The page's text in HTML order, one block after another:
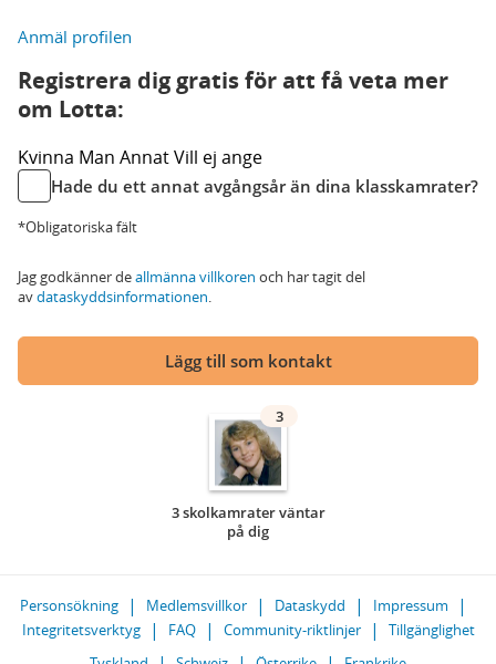
Anmäl profilen
Registrera dig gratis för att få veta mer
om Lotta:
Kvinna Man AnnatVill ej ange
Hade du ett annat avgångsår än dina klasskamrater?
*Obligatoriska fält
Jag godkänner deallmänna villkoren och har tagit del
avdataskyddsinformationen.
Lägg till som kontakt
3
3 skolkamrater väntar
på dig
Personsökning Medlemsvillkor Dataskydd
Impressum
Integritetsverktyg
FAQ Community-riktlinjer
Tillgänglighet